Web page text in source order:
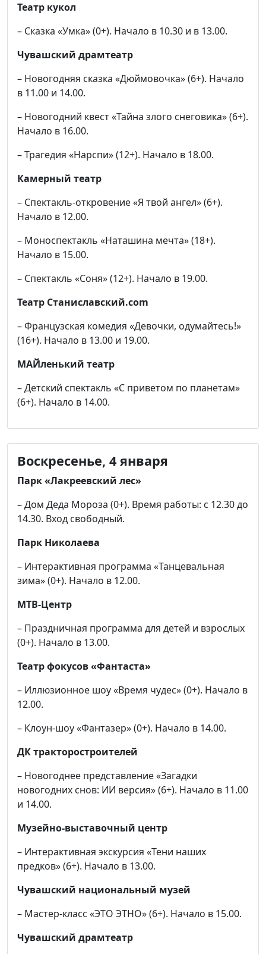
Театр кукол
– Сказка «Умка» (0+). Начало в 10.30 и в 13.00.
Чувашский драмтеатр
– Новогодняя сказка «Дюймовочка» (6+). Начало
в 11.00 и 14.00.
– Новогодний квест «Тайна злого снеговика» (6+).
Начало в 16.00.
– Трагедия «Нарспи» (12+). Начало в 18.00.
Камерный театр
– Спектакль-откровение «Я твой ангел» (6+).
Начало в 12.00.
– Моноспектакль «Наташина мечта» (18+).
Начало в 15.00.
– Спектакль «Соня» (12+). Начало в 19.00.
Театр Станиславский.com
– Французская комедия «Девочки, одумайтесь!»
(16+). Начало в 13.00 и 19.00.
МАЙленький театр
– Детский спектакль «С приветом по планетам»
(6+). Начало в 14.00.
Воскресенье, 4 января
Парк «Лакреевский лес»
– Дом Деда Мороза (0+). Время работы: с 12.30 до
14.30. Вход свободный.
Парк Николаева
– Интерактивная программа «Танцевальная
зима» (0+). Начало в 12.00.
МТВ-Центр
– Праздничная программа для детей и взрослых
(0+). Начало в 13.00.
Театр фокусов «Фантаста»
– Иллюзионное шоу «Время чудес» (0+). Начало в
12.00.
– Клоун-шоу «Фантазер» (0+). Начало в 14.00.
ДК тракторостроителей
– Новогоднее представление «Загадки
новогодних снов: ИИ версия» (6+). Начало в 11.00
и 14.00.
Музейно-выставочный центр
– Интерактивная экскурсия «Тени наших
предков» (6+). Начало в 13.00.
Чувашский национальный музей
– Мастер-класс «ЭТО ЭТНО» (6+). Начало в 15.00.
Чувашский драмтеатр